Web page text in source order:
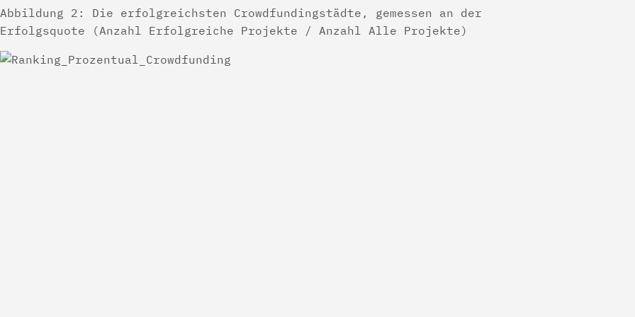
Abbildung 2: Die erfolgreichsten Crowdfundingstädte, gemessen an der
Erfolgsquote (Anzahl Erfolgreiche Projekte / Anzahl Alle Projekte)